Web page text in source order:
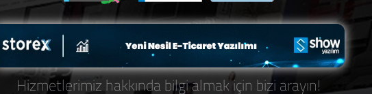
Hizmetlerimiz hakkında bilgi almak için bizi arayın!